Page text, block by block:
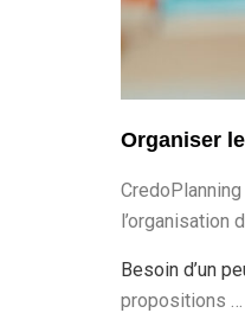
Organiser
CredoPlanning
l’organisation
Besoin d’un
propositions